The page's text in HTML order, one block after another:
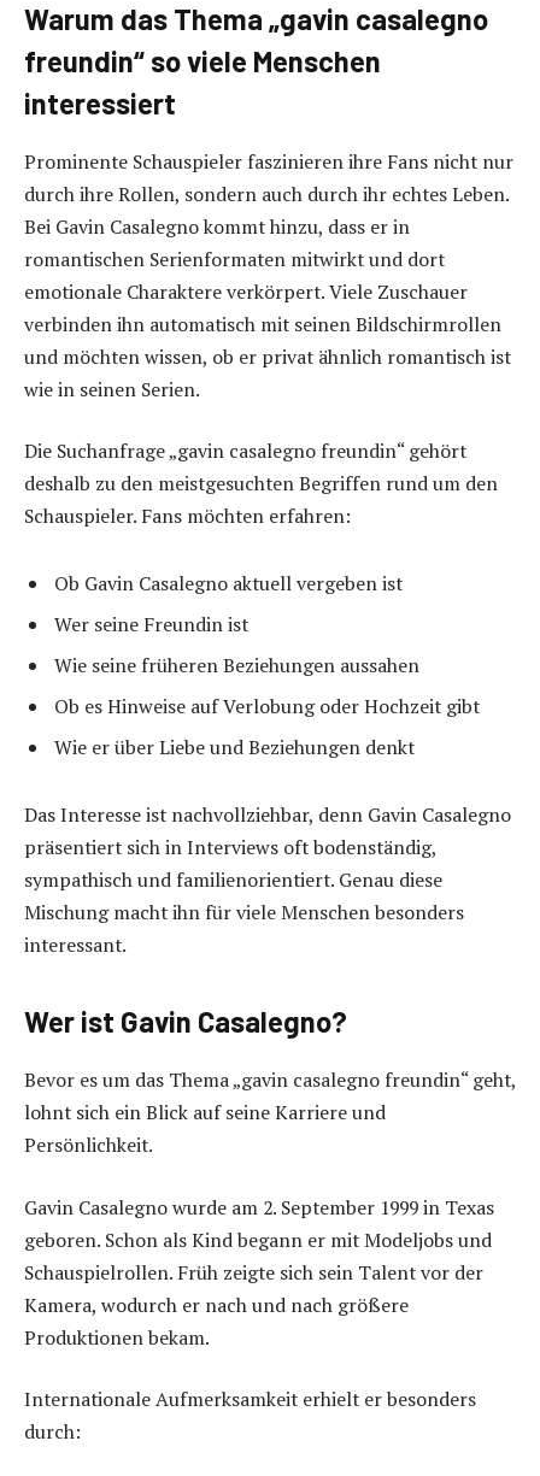
Warum das Thema „gavin casalegno
freundin“ so viele Menschen
interessiert
Prominente Schauspieler faszinieren ihre Fans nicht nur
durch ihre Rollen, sondern auch durch ihr echtes Leben.
Bei Gavin Casalegno kommt hinzu, dass er in
romantischen Serienformaten mitwirkt und dort
emotionale Charaktere verkörpert. Viele Zuschauer
verbinden ihn automatisch mit seinen Bildschirmrollen
und möchten wissen, ob er privat ähnlich romantisch ist
wie in seinen Serien.
Die Suchanfrage „gavin casalegno freundin“ gehört
deshalb zu den meistgesuchten Begriffen rund um den
Schauspieler. Fans möchten erfahren:
Ob Gavin Casalegno aktuell vergeben ist
Wer seine Freundin ist
Wie seine früheren Beziehungen aussahen
Ob es Hinweise auf Verlobung oder Hochzeit gibt
Wie er über Liebe und Beziehungen denkt
Das Interesse ist nachvollziehbar, denn Gavin Casalegno
präsentiert sich in Interviews oft bodenständig,
sympathisch und familienorientiert. Genau diese
Mischung macht ihn für viele Menschen besonders
interessant.
Wer ist Gavin Casalegno?
Bevor es um das Thema „gavin casalegno freundin“ geht,
lohnt sich ein Blick auf seine Karriere und
Persönlichkeit.
Gavin Casalegno wurde am 2. September 1999 in Texas
geboren. Schon als Kind begann er mit Modeljobs und
Schauspielrollen. Früh zeigte sich sein Talent vor der
Kamera, wodurch er nach und nach größere
Produktionen bekam.
Internationale Aufmerksamkeit erhielt er besonders
durch: